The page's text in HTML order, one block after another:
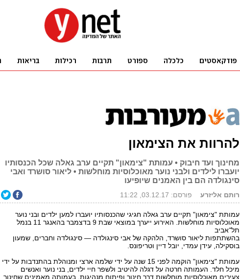
להרוות את הצימאון
מחינוך ועד חיבוק • עמותת "צימאון" תקיים ערב גאלה שכל הכנסותיו
יועברו לילדים ולבני נוער מאוכלוסיות מוחלשות • ליאור סושרד ואבי
סינגולדה הם בין האמנים שיופיעו
רותם אליזרע פורסם: 03.12.17, 11:22
עמותת "צימאון" תקיים ערב גאלה חגיגי שהכנסותיו יועברו למען ילדים ובני נוער
מאוכלוסיות מוחלשות. האירוע ייערך במוצאי שבת 9 בדצמבר בהאנגר 11 בנמל
תל־אביב
בהשתתפות ליאור סושרד, הלהקה של אבי סינגולדה — סינגולדה וחברים, שמעון
בוסקילה, עידן עמדי, יובל דיין וטריפונס.
עמותת "צימאון" הוקמה לפני ‭15‬ שנה על ידי שלמה ארצי ומנוהלת בהתנדבות על ידי
מיכל חלד. העמותה חרטה על דגלה להיטיב ולשפר חיי ילדים, בני נוער ואנשים
צעירים מאוכלוסיות מוחלשות דרך חינוך ופיתוח מנהיגות. בעמותה מאמינים שחינוך